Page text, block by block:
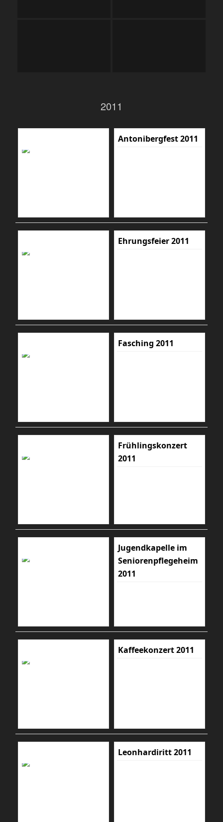
2011
Antonibergfest 2011
Ehrungsfeier 2011
Fasching 2011
Frühlingskonzert
2011
Jugendkapelle im
Seniorenpflegeheim
2011
Kaffeekonzert 2011
Leonhardiritt 2011